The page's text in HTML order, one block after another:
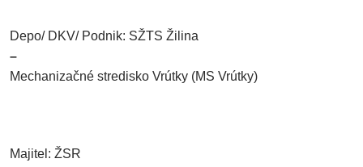
Depo/ DKV/ Podnik: SŽTS Žilina
–
Mechanizačné stredisko Vrútky (MS Vrútky)
Majitel: ŽSR